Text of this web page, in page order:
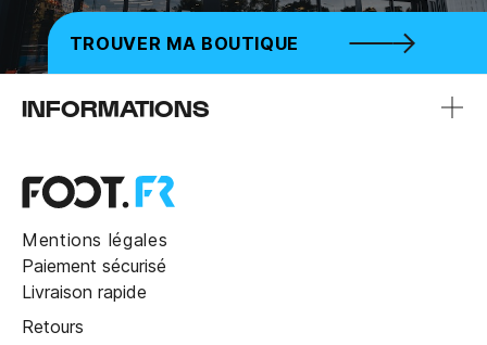
TROUVER MA BOUTIQUE
INFORMATIONS
Mentions légales
Paiement sécurisé
Livraison rapide
Retours